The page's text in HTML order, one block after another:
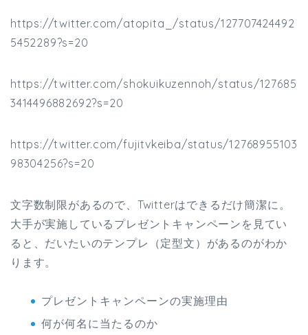
https://twitter.com/atopita_/status/127707424492
5452289?s=20
https://twitter.com/shokuikuzennoh/status/127685
3414496882692?s=20
https://twitter.com/fujitvkeiba/status/12768955103
98304256?s=20
文字数制限があるので、Twitterはできるだけ簡潔に。
大手が実施しているプレゼントキャンペーンを見てい
ると、だいたいのテンプレ（定型文）があるのがわか
ります。
プレゼントキャンペーンの実施理由
何が何名に当たるのか